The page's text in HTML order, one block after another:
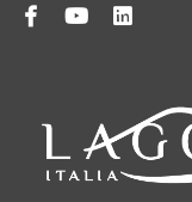
Facebook
Youtube